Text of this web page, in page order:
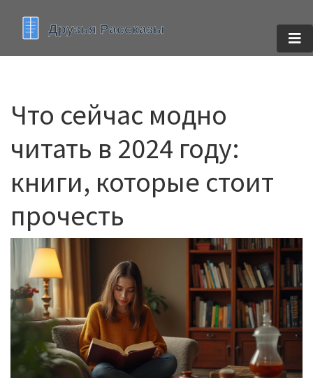
Что сейчас модно
читать в 2024 году:
книги, которые стоит
прочесть